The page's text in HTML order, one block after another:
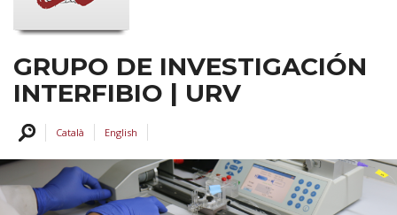
CONTACTO
GRUPO DE INVESTIGACIÓN
INTERFIBIO | URV
Català English